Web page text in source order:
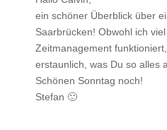
ein schöner Überblick über
Saarbrücken! Obwohl ich
Zeitmanagement
erstaunlich, was Du so alles
Schönen Sonntag noch!
Stefan 🙂